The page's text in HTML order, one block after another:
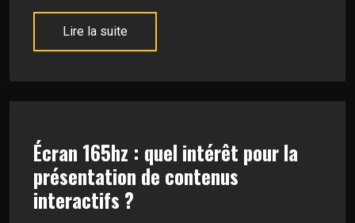
Lire la suite
Écran 165hz : quel intérêt pour la
présentation de contenus
interactifs ?